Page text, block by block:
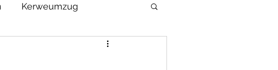
Kerweumzug